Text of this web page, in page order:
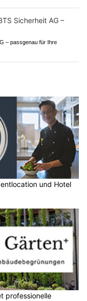
– passgenau für Ihre
und Hotel
professionelle